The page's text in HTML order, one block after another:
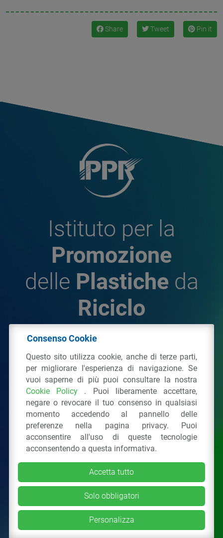
Share Tweet Pin it
Istituto per la
Promozione
delle Plastiche da
Riciclo
Plastiche da Riciclo
C.F. 97381090154
Via San Vittore 36 20123Milano (MI)
Tel.: 02 43928225.
Tutti i diritti riservati Privacy Policy &Cookie
Consenso Cookie
Questo sito utilizza cookie, anche di terze parti,
per migliorare l'esperienza di navigazione. Se
vuoi saperne di più puoi consultare la nostra
Cookie Policy . Puoi liberamente accettare,
negare o revocare il tuo consenso in qualsiasi
momento accedendo al pannello delle
preferenze nella pagina privacy. Puoi
acconsentire all'uso di queste tecnologie
acconsentendo a questa informativa.
Accetta tutto
Solo obbligatori
Personalizza